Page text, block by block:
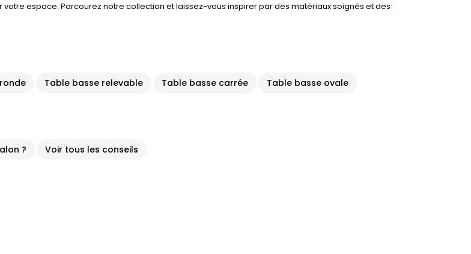
espace. Parcourez notre collection et laissez-vous inspirer par des matériaux soignés et des
Table basse relevable Table basse carrée Table basse ovale
? Voir tous les conseils